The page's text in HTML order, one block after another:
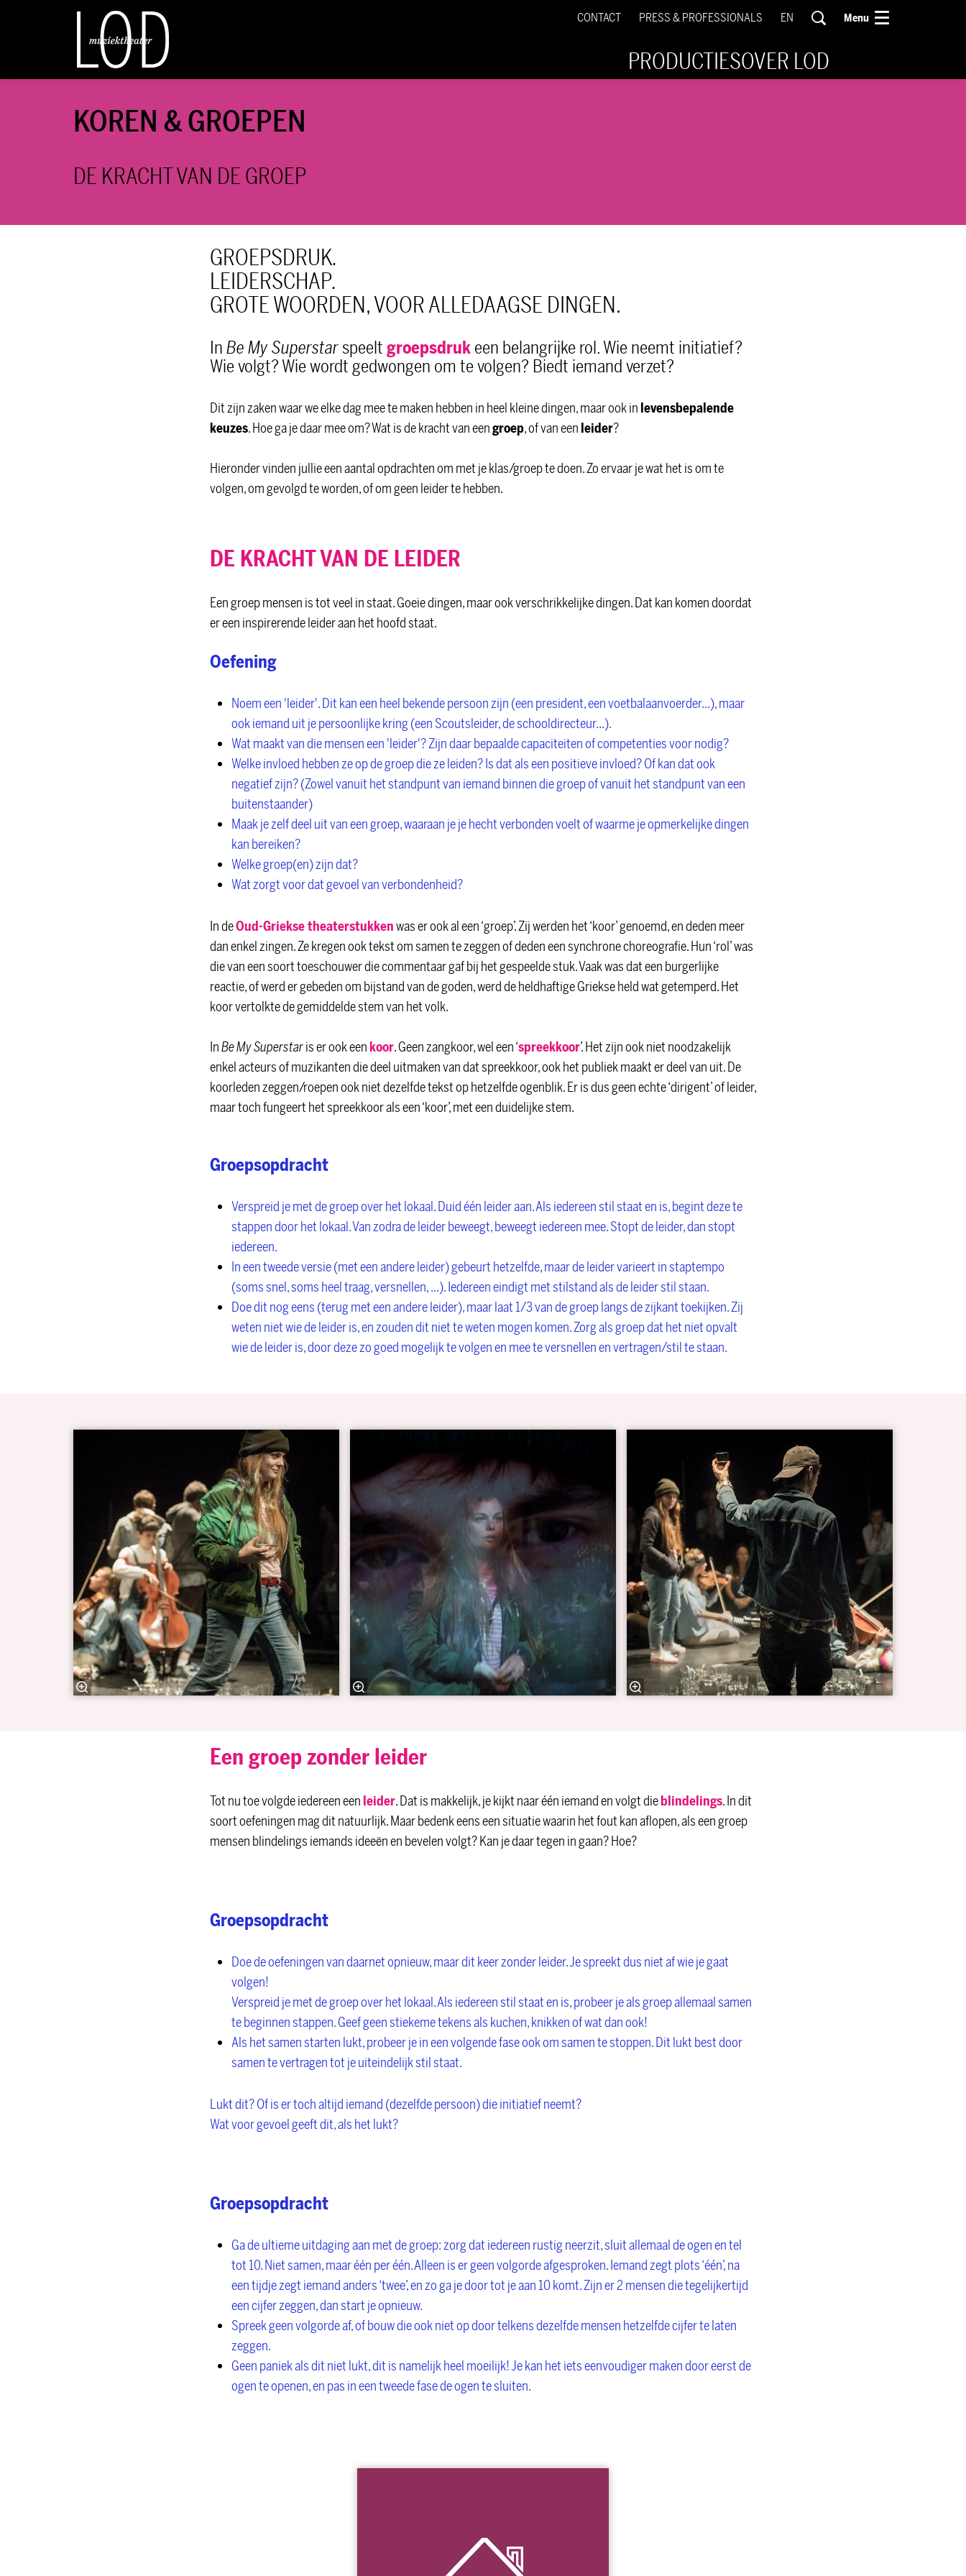
CONTACT PRESS & PROFESSIONALS EN
PRODUCTIESOVER LOD
Menu
KOREN & GROEPEN
DE KRACHT VAN DE GROEP
GROEPSDRUK.
LEIDERSCHAP.
GROTE WOORDEN, VOOR ALLEDAAGSE DINGEN.
InBe My Superstarspeeltgroepsdrukeen belangrijke rol. Wie neemt initiatief?
Wie volgt? Wie wordt gedwongen om te volgen? Biedt iemand verzet?
Dit zijn zaken waar we elke dag mee te maken hebben in heel kleine dingen, maar ook in levensbepalende
keuzes. Hoe ga je daar mee om? Wat is de kracht van eengroep, of van een leider?
Hieronder vinden jullie een aantal opdrachten om met je klas/groep te doen. Zo ervaar je wat het is om te
volgen, om gevolgd te worden, of om geen leider te hebben.
DE KRACHT VAN DE LEIDER
Een groep mensen is tot veel in staat. Goeie dingen, maar ook verschrikkelijke dingen. Dat kan komen doordat
er een inspirerende leider aan het hoofd staat.
Oefening
Noem een 'leider'. Dit kan een heel bekende persoon zijn (een president, een voetbalaanvoerder...), maar
ook iemand uit je persoonlijke kring (een Scoutsleider, de schooldirecteur...).
Wat maakt van die mensen een 'leider'? Zijn daar bepaalde capaciteiten of competenties voor nodig?
Welke invloed hebben ze op de groep die ze leiden? Is dat als een positieve invloed? Of kan dat ook
negatief zijn? (Zowel vanuit het standpunt van iemand binnen die groep of vanuit het standpunt van een
buitenstaander)
Maak je zelf deel uit van een groep, waaraan je je hecht verbonden voelt of waarme je opmerkelijke dingen
kan bereiken?
Welke groep(en) zijn dat?
Wat zorgt voor dat gevoel van verbondenheid?
In deOud-Griekse theaterstukkenwas er ook al een ‘groep’. Zij werden het ‘koor’ genoemd, en deden meer
dan enkel zingen. Ze kregen ook tekst om samen te zeggen of deden een synchrone choreografie. Hun ‘rol’ was
die van een soort toeschouwer die commentaar gaf bij het gespeelde stuk. Vaak was dat een burgerlijke
reactie, of werd er gebeden om bijstand van de goden, werd de heldhaftige Griekse held wat getemperd. Het
koor vertolkte de gemiddelde stem van het volk.
InBe My Superstaris er ook eenkoor. Geen zangkoor, wel een ‘spreekkoor’. Het zijn ook niet noodzakelijk
enkel acteurs of muzikanten die deel uitmaken van dat spreekkoor, ook het publiek maakt er deel van uit. De
koorleden zeggen/roepen ook niet dezelfde tekst op hetzelfde ogenblik. Er is dus geen echte ‘dirigent’ of leider,
maar toch fungeert het spreekkoor als een ‘koor’, met een duidelijke stem.
Groepsopdracht
Verspreid je met de groep over het lokaal. Duid één leider aan. Als iedereen stil staat en is, begint deze te
stappen door het lokaal. Van zodra de leider beweegt, beweegt iedereen mee. Stopt de leider, dan stopt
iedereen.
In een tweede versie (met een andere leider) gebeurt hetzelfde, maar de leider varieert in staptempo
(soms snel, soms heel traag, versnellen, ...). Iedereen eindigt met stilstand als de leider stil staan.
Doe dit nog eens (terug met een andere leider), maar laat 1/3 van de groep langs de zijkant toekijken. Zij
weten niet wie de leider is, en zouden dit niet te weten mogen komen. Zorg als groep dat het niet opvalt
wie de leider is, door deze zo goed mogelijk te volgen en mee te versnellen en vertragen/stil te staan.
Een groep zonder leider
Tot nu toe volgde iedereen een leider. Dat is makkelijk, je kijkt naar één iemand en volgt dieblindelings. In dit
soort oefeningen mag dit natuurlijk. Maar bedenk eens een situatie waarin het fout kan aflopen, als een groep
mensen blindelings iemands ideeën en bevelen volgt? Kan je daar tegen in gaan? Hoe?
Groepsopdracht
Doe de oefeningen van daarnet opnieuw, maar dit keer zonder leider. Je spreekt dus niet af wie je gaat
volgen!
Verspreid je met de groep over het lokaal. Als iedereen stil staat en is, probeer je als groep allemaal samen
te beginnen stappen. Geef geen stiekeme tekens als kuchen, knikken of wat dan ook!
Als het samen starten lukt, probeer je in een volgende fase ook om samen te stoppen. Dit lukt best door
samen te vertragen tot je uiteindelijk stil staat.
Lukt dit? Of is er toch altijd iemand (dezelfde persoon) die initiatief neemt?
Wat voor gevoel geeft dit, als het lukt?
Groepsopdracht
Ga de ultieme uitdaging aan met de groep: zorg dat iedereen rustig neerzit, sluit allemaal de ogen en tel
tot 10. Niet samen, maar één per één. Alleen is er geen volgorde afgesproken. Iemand zegt plots ‘één’, na
een tijdje zegt iemand anders ‘twee’, en zo ga je door tot je aan 10 komt. Zijn er 2 mensen die tegelijkertijd
een cijfer zeggen, dan start je opnieuw.
Spreek geen volgorde af, of bouw die ook niet op door telkens dezelfde mensen hetzelfde cijfer te laten
zeggen.
Geen paniek als dit niet lukt, dit is namelijk heel moeilijk! Je kan het iets eenvoudiger maken door eerst de
ogen te openen, en pas in een tweede fase de ogen te sluiten.